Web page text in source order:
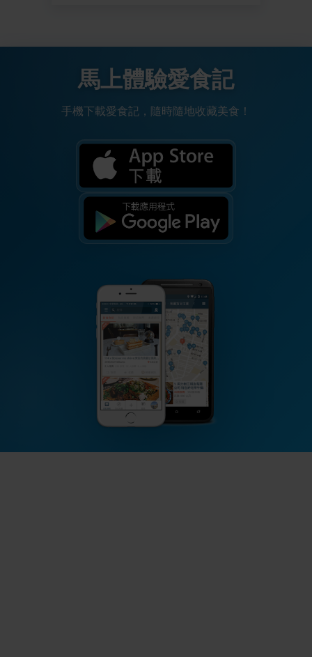
馬上體驗愛食記
手機下載愛食記，隨時隨地收藏美食！